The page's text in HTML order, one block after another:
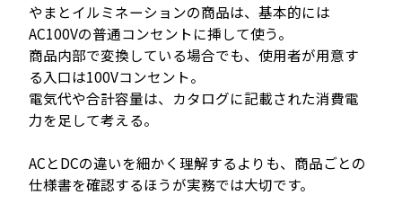
やまとイルミネーションの商品は、基本的には
AC100Vの普通コンセントに挿して使う。
商品内部で変換している場合でも、使用者が用意す
る入口は100Vコンセント。
電気代や合計容量は、カタログに記載された消費電
力を足して考える。
ACとDCの違いを細かく理解するよりも、商品ごとの
仕様書を確認するほうが実務では大切です。